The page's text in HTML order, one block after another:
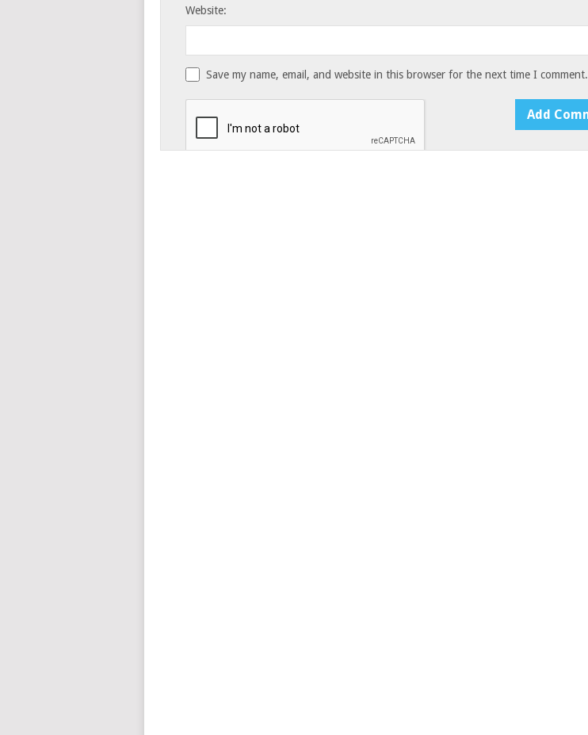
Website:
Save my name, email, and website in this browser for the next time I comment.